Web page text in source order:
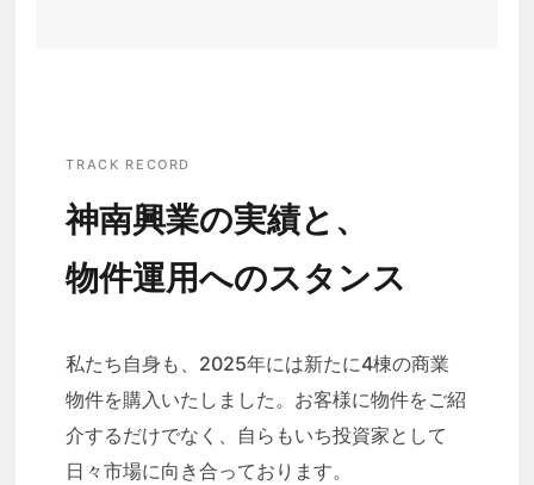
TRACK RECORD
神南興業の実績と、
物件運用へのスタンス
私たち自身も、2025年には新たに4棟の商業
物件を購入いたしました。お客様に物件をご紹
介するだけでなく、自らもいち投資家として
日々市場に向き合っております。